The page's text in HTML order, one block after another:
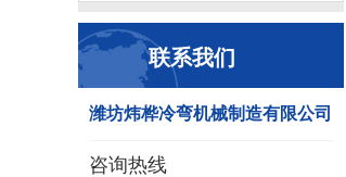
联系我们
潍坊炜桦冷弯机械制造有限公司
咨询热线